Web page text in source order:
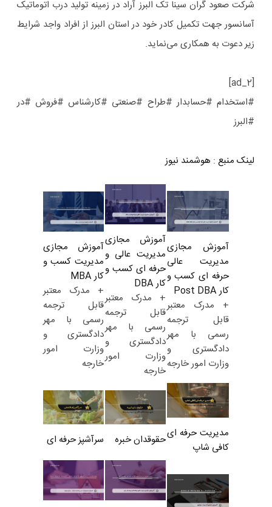
شرکت صعود گران سینا تک البرز آراد در زمینه تولید درب اتوماتیک
آسانسور جهت تکمیل کادر خود در استان‌ البرز از افراد واجد شرایط
زیر دعوت به همکاری می‌نماید.
[ad_2]
#استخدام #حسابدار #طراح #صنعتی #کارشناس #فروش #در
#البرز
لینک منبع : هوشمند نیوز
آموزش مجازی
مدیریت عالی
حرفه ای کسب و
کار Post DBA
+ مدرک معتبر
قابل ترجمه
رسمی با مهر
دادگستری و
وزارت امور خارجه
آموزش مجازی
مدیریت عالی و
حرفه ای کسب و
کار DBA
+ مدرک معتبر
قابل ترجمه
رسمی با مهر
دادگستری و
وزارت امور
خارجه
آموزش مجازی
مدیریت کسب و
کار MBA
+ مدرک معتبر
قابل ترجمه
رسمی با مهر
دادگستری و
وزارت امور
خارجه
مدیریت حرفه ای
کافی شاپ
حقوقدان خبره سرآشپز حرفه ای